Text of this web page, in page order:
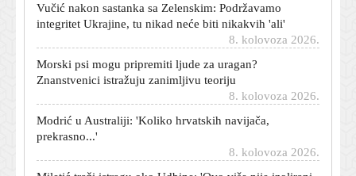
integritet Ukrajine, tu nikad neće biti nikakvih 'ali'
8. kolovoza 2026.
Morski psi mogu pripremiti ljude za uragan?
Znanstvenici istražuju zanimljivu teoriju
8. kolovoza 2026.
Modrić u Australiji: 'Koliko hrvatskih navijača,
prekrasno...'
Miletić traži istragu oko Udbine: 'Ovo više nije izolirani